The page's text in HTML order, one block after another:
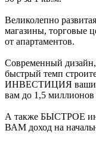
Великолепно
магазины, торговые
от апартаментов.
Современный
быстрый темп
ИНВЕСТИЦИЯ ваших
вам до 1,5
А также БЫСТРОЕ
ВАМ доход на